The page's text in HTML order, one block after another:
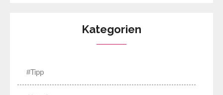
Kategorien
#Tipp